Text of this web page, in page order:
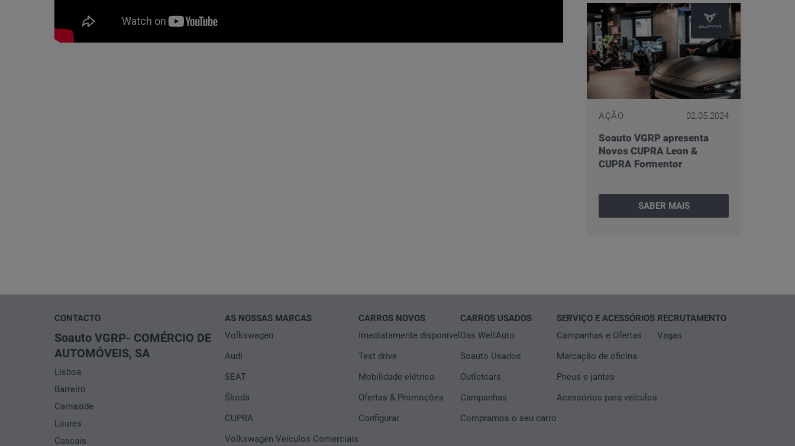
AÇÃO 02.05.2024
Soauto VGRP apresenta
Novos CUPRA Leon &
CUPRA Formentor
SABER MAIS
CONTACTO
Soauto VGRP- COMÉRCIO DE
AUTOMÓVEIS, SA
Lisboa
Barreiro
Carnaxide
Loures
Cascais
AS NOSSAS MARCAS
Volkswagen
Audi
SEAT
Škoda
CUPRA
Volkswagen Veículos Comerciais
CARROS NOVOS
Imediatamente disponível
Test drive
Mobilidade elétrica
Ofertas & Promoções
Configurar
CARROS USADOS
Das WeltAuto
Soauto Usados
Outletcars
Campanhas
Compramos o seu carro
SERVIÇO E ACESSÓRIOS
Campanhas e Ofertas
Marcação de oficina
Pneus e jantes
Acessórios para veículos
RECRUTAMENTO
Vagas